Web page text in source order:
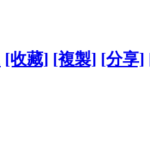
[收藏] [複製] [分享]